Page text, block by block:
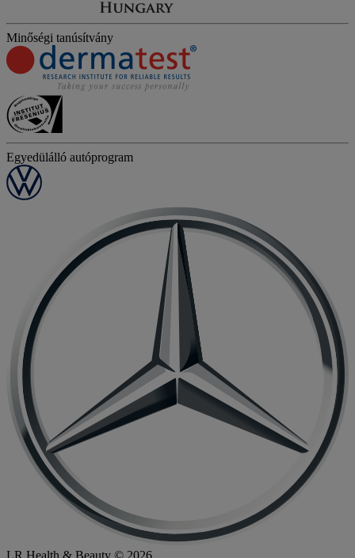
Minőségi tanúsítvány
Egyedülálló autóprogram
LR Health & Beauty © 2026